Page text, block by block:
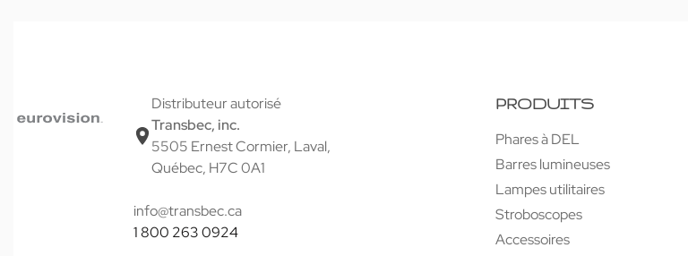
Distributeur autorisé
Transbec, inc.
5505 Ernest Cormier, Laval,
Québec, H7C 0A1
info@transbec.ca
1 800 263 0924
PRODUITS
Phares à DEL
Barres lumineuses
Lampes utilitaires
Stroboscopes
Accessoires